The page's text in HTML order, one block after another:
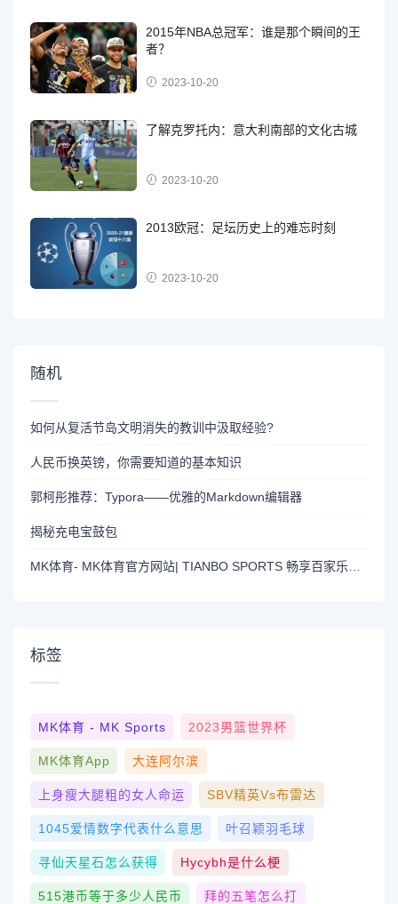
2015年NBA总冠军：谁是那个瞬间的王
者？
2023-10-20
了解克罗托内：意大利南部的文化古城
2023-10-20
2013欧冠：足坛历史上的难忘时刻
2023-10-20
随机
如何从复活节岛文明消失的教训中汲取经验?
人民币换英镑，你需要知道的基本知识
郭柯彤推荐：Typora——优雅的Markdown编辑器
揭秘充电宝鼓包
MK体育- MK体育官方网站| TIANBO SPORTS 畅享百家乐返水最高平台
标签
MK体育 - MK Sports 2023男篮世界杯
MK体育App 大连阿尔滨
上身瘦大腿粗的女人命运 SBV精英vs布雷达
1045爱情数字代表什么意思 叶召颖羽毛球
寻仙天星石怎么获得 Hycybh是什么梗
515港币等于多少人民币 拜的五笔怎么打